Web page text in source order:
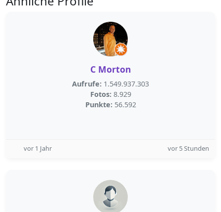
C Morton
Aufrufe: 1.549.937.303
Fotos: 8.929
Punkte: 56.592
vor 1 Jahr vor 5 Stunden